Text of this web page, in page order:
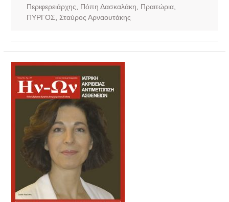
Περιφερειάρχης
Πόπη Δασκαλάκη Πραιτώρια,
ΠΥΡΓΟΣ
Σταύρος Αρναουτάκης